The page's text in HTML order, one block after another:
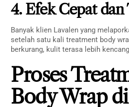
4. Efek Cepat
Banyak klien Lavalen yang
setelah satu kali treatment body
berkurang, kulit terasa lebih
Proses
Body Wrap